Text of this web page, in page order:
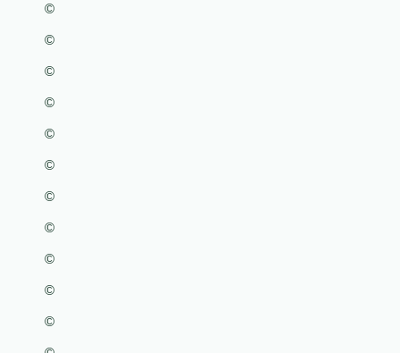
©
©
©
©
©
©
©
©
©
©
©